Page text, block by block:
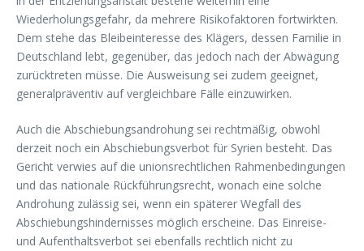
Wiederholungsgefahr, da mehrere Risikofaktoren fortwirkten.
Dem stehe das Bleibeinteresse des Klägers, dessen Familie in
Deutschland lebt, gegenüber, das jedoch nach der Abwägung
zurücktreten müsse. Die Ausweisung sei zudem geeignet,
generalpräventiv auf vergleichbare Fälle einzuwirken.
Auch die Abschiebungsandrohung sei rechtmäßig, obwohl
derzeit noch ein Abschiebungsverbot für Syrien besteht. Das
Gericht verwies auf die unionsrechtlichen Rahmenbedingungen
und das nationale Rückführungsrecht, wonach eine solche
Androhung zulässig sei, wenn ein späterer Wegfall des
Abschiebungshindernisses möglich erscheine. Das Einreise-
und Aufenthaltsverbot sei ebenfalls rechtlich nicht zu